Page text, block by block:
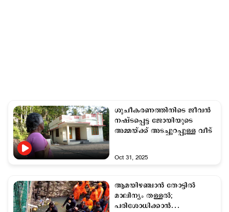
ശുചീകരണത്തിനിടെ ജീവൻ
നഷ്ടപ്പെട്ട ജോയിയുടെ
അമ്മയ്ക്ക് അടച്ചുറപ്പുള്ള വീട്
Oct 31, 2025
ആമയിഴഞ്ചാൻ തോട്ടിൽ
മാലിന്യം തള്ളല്‍;
പരിശോധിക്കാന്‍